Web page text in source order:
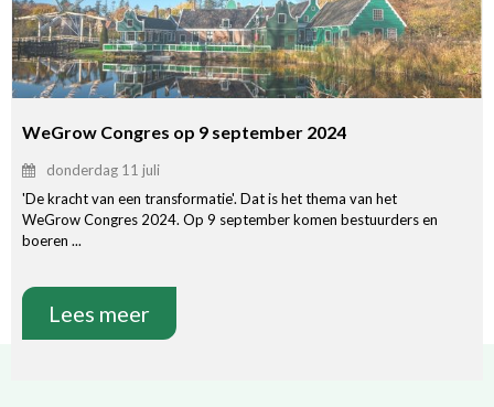
WeGrow Congres op 9 september 2024
donderdag 11 juli
'De kracht van een transformatie'. Dat is het thema van het
WeGrow Congres 2024. Op 9 september komen bestuurders en
boeren ...
Lees meer